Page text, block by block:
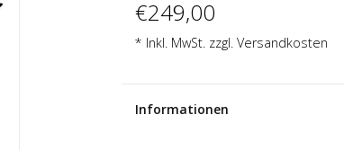
€249,00
* Inkl. MwSt. zzgl. Versandkosten
Informationen